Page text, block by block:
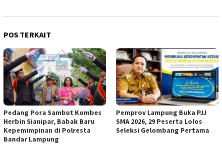
POS TERKAIT
Pedang Pora Sambut Kombes
Herbin Sianipar, Babak Baru
Kepemimpinan di Polresta
Bandar Lampung
Pemprov Lampung Buka PJJ
SMA 2026, 29 Peserta Lolos
Seleksi Gelombang Pertama